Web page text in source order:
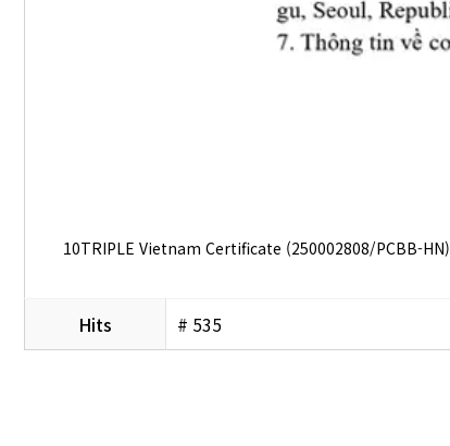
10TRIPLE Vietnam Certificate (250002808/PCBB-HN)
Hits # 535